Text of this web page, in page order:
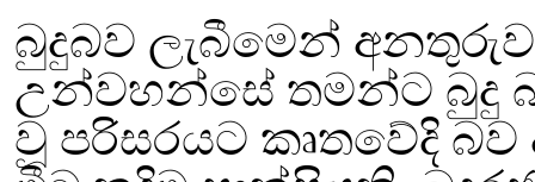
බුදුබව ලැබීමෙන්
උන්වහන්සේ තමන්ට බුදු
වූ පරිසරයට කෘතවේදි